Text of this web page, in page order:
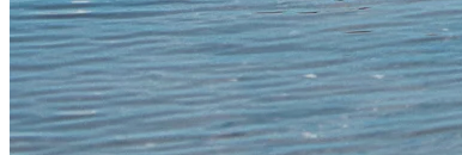
> het verhaal van Vitasteed
> onze leveranciers
tools
overzicht
voeding
> ruwvoeranalyse
> equiscore